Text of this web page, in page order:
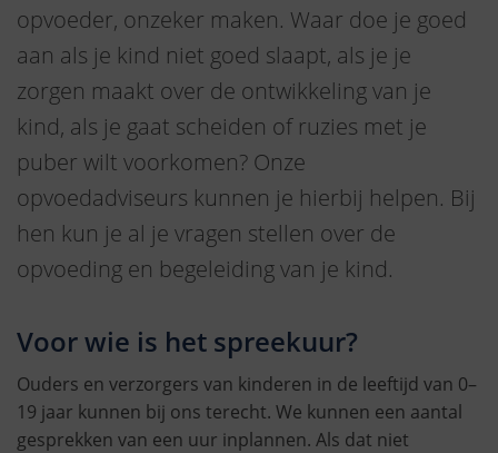
opvoeder, onzeker maken. Waar doe je goed
aan als je kind niet goed slaapt, als je je
zorgen maakt over de ontwikkeling van je
kind, als je gaat scheiden of ruzies met je
puber wilt voorkomen? Onze
opvoedadviseurs kunnen je hierbij helpen. Bij
hen kun je al je vragen stellen over de
opvoeding en begeleiding van je kind.
Voor wie is het spreekuur?
Ouders en verzorgers van kinderen in de leeftijd van 0–
19 jaar kunnen bij ons terecht. We kunnen een aantal
gesprekken van een uur inplannen. Als dat niet